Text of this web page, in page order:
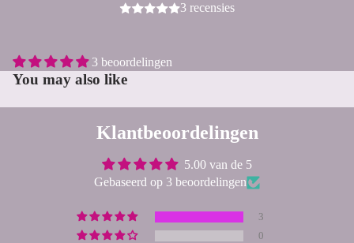
3 recensies
3 beoordelingen
You may also like
Klantbeoordelingen
5.00 van de 5
Gebaseerd op 3 beoordelingen
3
0